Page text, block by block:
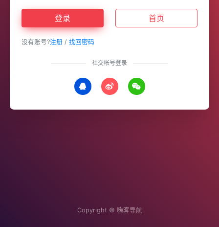
登录 首页
没有账号?注册 / 找回密码
社交帐号登录
Copyright © 嗨客导航